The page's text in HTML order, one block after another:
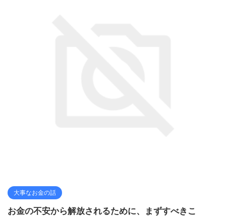
大事なお金の話
お金の不安から解放されるために、まずすべきこ